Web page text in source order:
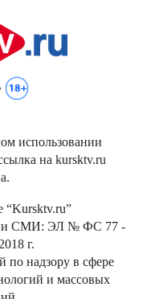
использовании
на kursktv.ru
СМИ: ЭЛ № ФС 77 -
г.
по надзору в сфере
и массовых